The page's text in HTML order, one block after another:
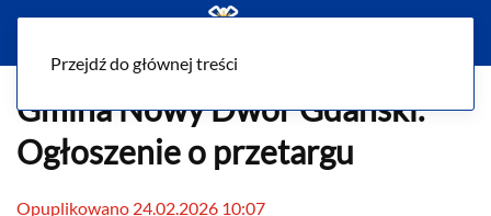
Przejdź do głównej treści
Gmina Nowy Dwór Gdański.
Ogłoszenie o przetargu
Opuplikowano 24.02.2026 10:07